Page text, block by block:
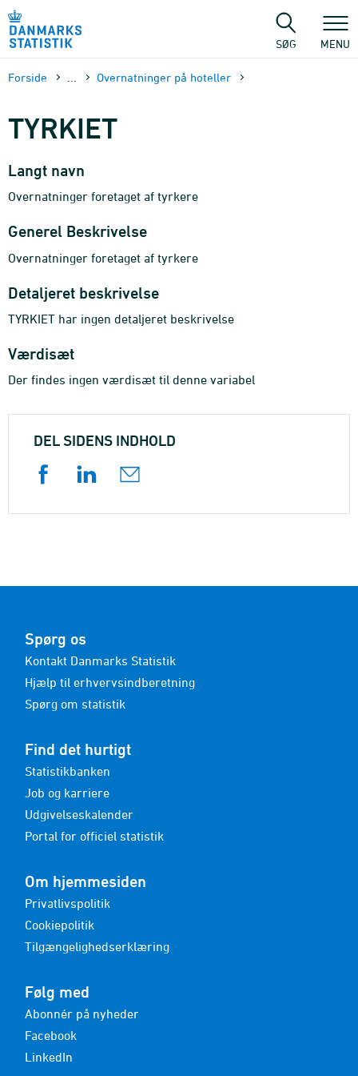
sidens
SØG MENU
Forside Overnatninger på hoteller
TYRKIET
Langt navn
Overnatninger foretaget af tyrkere
Generel Beskrivelse
Overnatninger foretaget af tyrkere
Detaljeret beskrivelse
TYRKIET har ingen detaljeret beskrivelse
Værdisæt
Der findes ingen værdisæt til denne variabel
DEL SIDENS INDHOLD
Spørg os
Kontakt Danmarks Statistik
Hjælp til erhvervsindberetning
Spørg om statistik
Find det hurtigt
Statistikbanken
Job og karriere
Udgivelseskalender
Portal for officiel statistik
Om hjemmesiden
Privatlivspolitik
Cookiepolitik
Tilgængelighedserklæring
Følg med
Abonnér på nyheder
Facebook
LinkedIn